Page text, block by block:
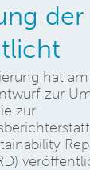
der
hat
zur
zur